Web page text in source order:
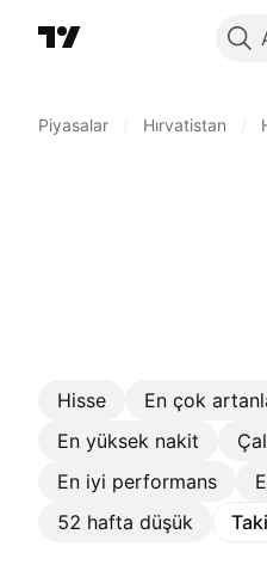
Piyasalar Hırvatistan
Hisse En çok
En yüksek nakit
En iyi performans
52 hafta düşük